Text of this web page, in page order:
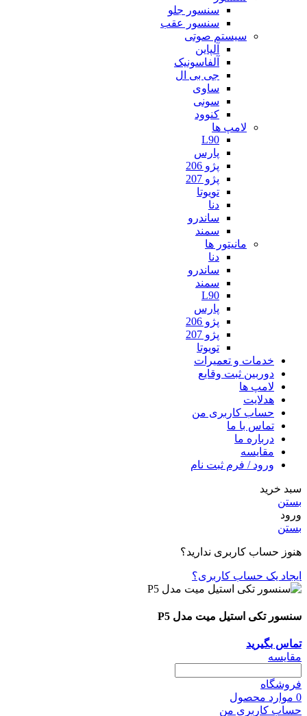
سنسور جلو
سنسور عقب
سیستم صوتی
آلپاین
آلفاسونیک
جی بی ال
ساوی
سونی
کنوود
لامپ ها
L90
پارس
پژو 206
پژو 207
تویوتا
دنا
ساندرو
سمند
مانیتور ها
دنا
ساندرو
سمند
L90
پارس
پژو 206
پژو 207
تویوتا
خدمات و تعمیرات
دوربین ثبت وقایع
لامپ ها
هدلایت
حساب کاربری من
تماس با ما
درباره ما
مقایسه
ورود / فرم ثبت نام
سبد خرید
بستن
ورود
بستن
هنوز حساب کاربری ندارید؟
ایجاد یک حساب کاربری؟
سنسور تکی استیل میت مدل P5
تماس بگیرید
مقایسه
فروشگاه
0 موارد محصول
حساب کاربری من